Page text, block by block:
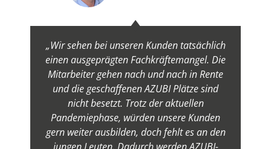
„Wir sehen bei unseren Kunden tatsächlich
einen ausgeprägten Fachkräftemangel. Die
Mitarbeiter gehen nach und nach in Rente
und die geschaffenen AZUBI Plätze sind
nicht besetzt. Trotz der aktuellen
Pandemiephase, würden unsere Kunden
gern weiter ausbilden, doch fehlt es an den